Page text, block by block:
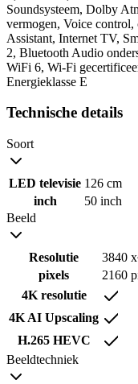
Soundsysteem, Dolby
vermogen, Voice
Assistant, Internet TV,
2, Bluetooth Audio
WiFi 6, Wi-Fi
Energieklasse E
Technische details
Soort
LED televisie 126 cm
inch
50 inch
Beeld
Resolutie
3840
pixels
2160
4K resolutie
4K AI Upscaling
H.265 HEVC
Beeldtechniek